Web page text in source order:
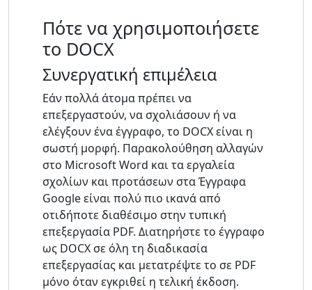
Πότε να χρησιμοποιήσετε
το DOCX
Συνεργατική επιμέλεια
Εάν πολλά άτομα πρέπει να
επεξεργαστούν, να σχολιάσουν ή να
ελέγξουν ένα έγγραφο, το DOCX είναι η
σωστή μορφή. Παρακολούθηση αλλαγών
στο Microsoft Word και τα εργαλεία
σχολίων και προτάσεων στα Έγγραφα
Google είναι πολύ πιο ικανά από
οτιδήποτε διαθέσιμο στην τυπική
επεξεργασία PDF. Διατηρήστε το έγγραφο
ως DOCX σε όλη τη διαδικασία
επεξεργασίας και μετατρέψτε το σε PDF
μόνο όταν εγκριθεί η τελική έκδοση.